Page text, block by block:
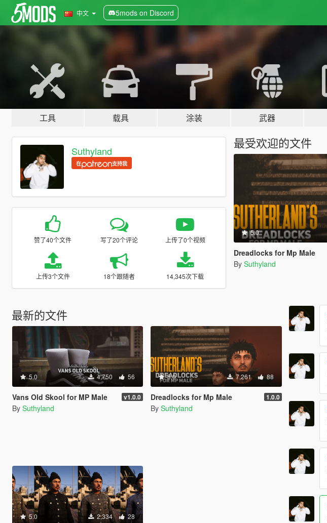
中文 5mods on Discord
工具 载具 涂装 武器
Suthyland
在 支持我
赞了40个文件 写了20个评论 上传了0个视频
上传3个文件 18个跟随者 14,345次下载
最受欢迎的文件
5.0
Dreadlocks for Mp Male
By Suthyland
最新的文件
5.0 4,750 56
Vans Old Skool for MP Male v1.0.0
By Suthyland
5.0 7,261 88
Dreadlocks for Mp Male 1.0.0
By Suthyland
5.0 2,334 28